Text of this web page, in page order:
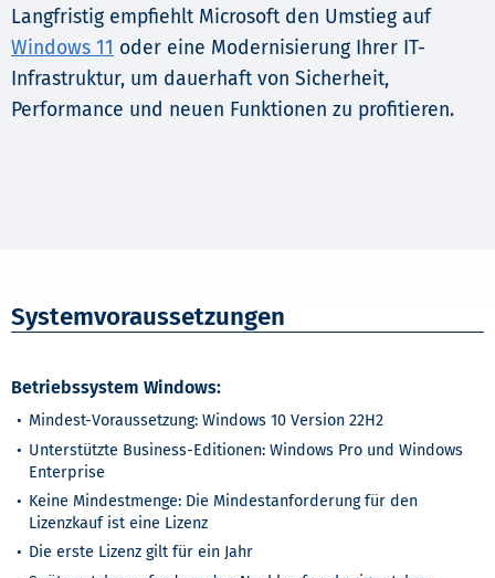
Langfristig empfiehlt Microsoft den Umstieg auf
Windows 11 oder eine Modernisierung Ihrer IT-
Infrastruktur, um dauerhaft von Sicherheit,
Performance und neuen Funktionen zu profitieren.
Systemvoraussetzungen
Betriebssystem Windows:
Mindest-Voraussetzung: Windows 10 Version 22H2
Unterstützte Business-Editionen: Windows Pro und Windows
Enterprise
Keine Mindestmenge: Die Mindestanforderung für den
Lizenzkauf ist eine Lizenz
Die erste Lizenz gilt für ein Jahr